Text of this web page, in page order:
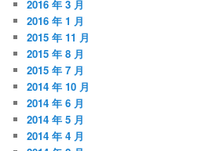
2016 年 3 月
2016 年 1 月
2015 年 11 月
2015 年 8 月
2015 年 7 月
2014 年 10 月
2014 年 6 月
2014 年 5 月
2014 年 4 月